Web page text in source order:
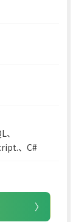
、C#